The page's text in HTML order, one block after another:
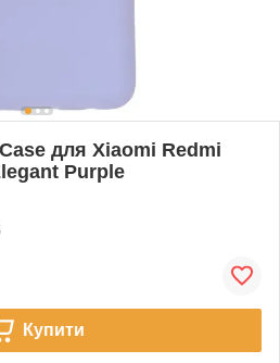
для Xiaomi Redmi
Purple
Купити